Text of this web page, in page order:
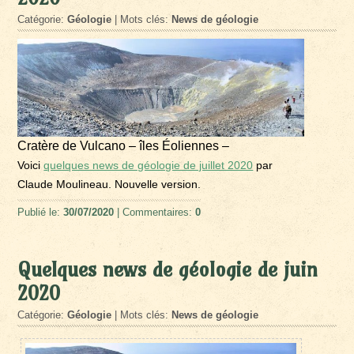
Catégorie:Géologie | Mots clés: News de géologie
Cratère de Vulcano – îles Éoliennes –
Voiciquelques news de géologie de juillet 2020 par
Claude Moulineau. Nouvelle version.
Publié le:30/07/2020 | Commentaires:0
Quelques news de géologie de juin
2020
Catégorie:Géologie | Mots clés: News de géologie